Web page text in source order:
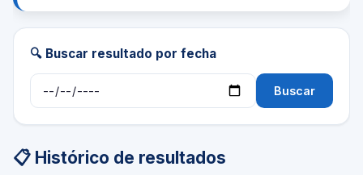
🔍 Buscar resultado por fecha
Buscar
📋 Histórico de resultados